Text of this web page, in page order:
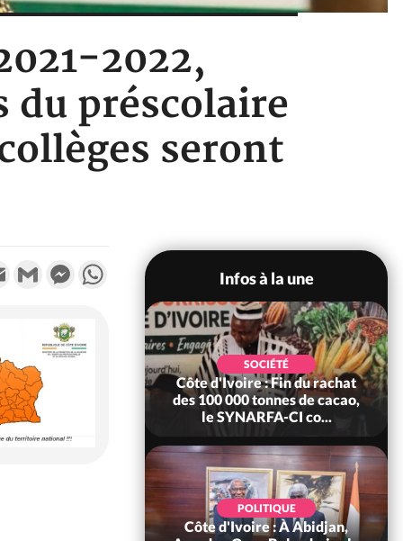
2022,
du préscolaire
seront
Email Gmail MessengerWhatsApp
Infos à la une
: Fête nationale,
accorde
à 4 661...
SOCIÉTÉ
Côte d'Ivoire : Fin du rachat
des 100 000 tonnes de cacao,
le SYNARFA-CI co...
POLITIQUE
Côte d'Ivoire : À Abidjan,